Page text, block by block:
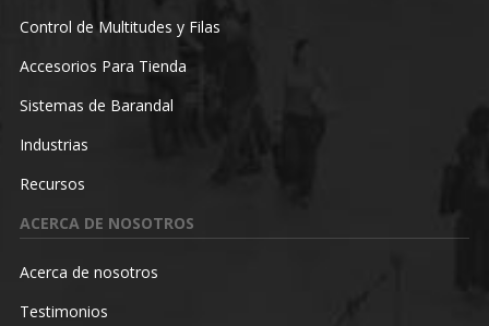
Control de Multitudes y Filas
Accesorios Para Tienda
Sistemas de Barandal
Industrias
Recursos
ACERCA DE NOSOTROS
Acerca de nosotros
Testimonios